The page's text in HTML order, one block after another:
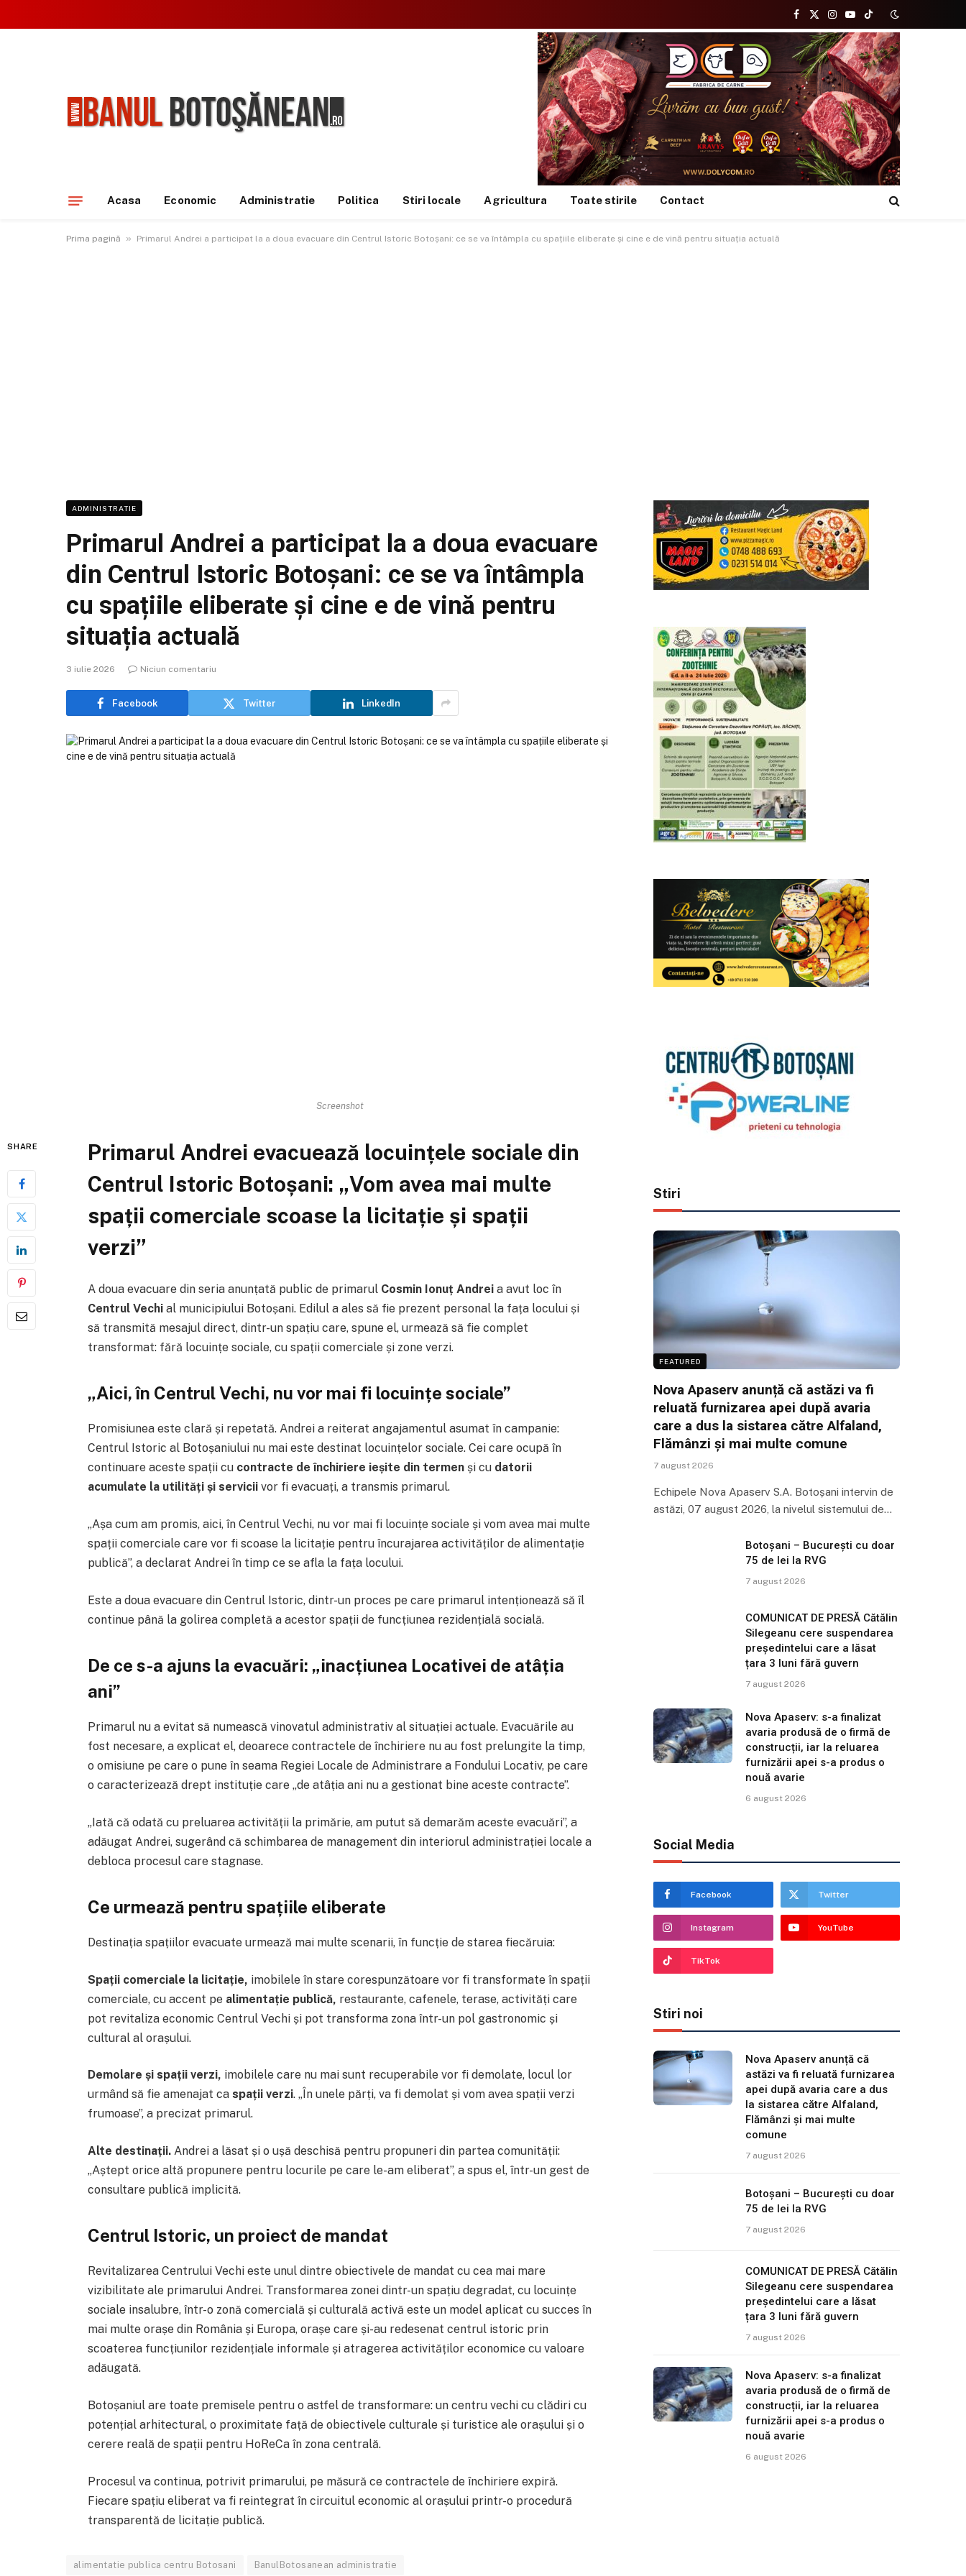
Facebook
X
(Twitter)
Instagram
YouTubeTikTok
Acasa Economic Administratie Politica Stiri locale Agricultura Toate stirile Contact
Prima pagină » Primarul Andrei a participat la a doua evacuare din Centrul Istoric Botoșani: ce se va întâmpla cu spațiile eliberate și cine e de vină pentru situația actuală
ADMINISTRATIE
Primarul Andrei a participat la a doua evacuare
din Centrul Istoric Botoșani: ce se va întâmpla
cu spațiile eliberate și cine e de vină pentru
situația actuală
3 iulie 2026 Niciun comentariu
Facebook Twitter LinkedIn
Screenshot
SHARE
Primarul Andrei evacuează locuințele sociale din
Centrul Istoric Botoșani: „Vom avea mai multe
spații comerciale scoase la licitație și spații
verzi”
A doua evacuare din seria anunțată public de primarul Cosmin Ionuț Andreia avut loc în
Centrul Vechial municipiului Botoșani. Edilul a ales să fie prezent personal la fața locului și
să transmită mesajul direct, dintr-un spațiu care, spune el, urmează să fie complet
transformat: fără locuințe sociale, cu spații comerciale și zone verzi.
„Aici, în Centrul Vechi, nu vor mai fi locuințe sociale”
Promisiunea este clară și repetată. Andrei a reiterat angajamentul asumat în campanie:
Centrul Istoric al Botoșaniului nu mai este destinat locuințelor sociale. Cei care ocupă în
continuare aceste spații cu contracte de închiriere ieșite din termenși cu datorii
acumulate la utilități și serviciivor fi evacuați, a transmis primarul.
„Așa cum am promis, aici, în Centrul Vechi, nu vor mai fi locuințe sociale și vom avea mai multe
spații comerciale care vor fi scoase la licitație pentru încurajarea activităților de alimentație
publică”, a declarat Andrei în timp ce se afla la fața locului.
Este a doua evacuare din Centrul Istoric, dintr-un proces pe care primarul intenționează să îl
continue până la golirea completă a acestor spații de funcțiunea rezidențială socială.
De ce s-a ajuns la evacuări: „inacțiunea Locativei de atâția
ani”
Primarul nu a evitat să numească vinovatul administrativ al situației actuale. Evacuările au
fost necesare, a explicat el, deoarece contractele de închiriere nu au fost prelungite la timp,
o omisiune pe care o pune în seama Regiei Locale de Administrare a Fondului Locativ, pe care
o caracterizează drept instituție care „de atâția ani nu a gestionat bine aceste contracte”.
„Iată că odată cu preluarea activității la primărie, am putut să demarăm aceste evacuări”, a
adăugat Andrei, sugerând că schimbarea de management din interiorul administrației locale a
debloca procesul care stagnase.
Ce urmează pentru spațiile eliberate
Destinația spațiilor evacuate urmează mai multe scenarii, în funcție de starea fiecăruia:
Spații comerciale la licitație, imobilele în stare corespunzătoare vor fi transformate în spații
comerciale, cu accent pe alimentație publică, restaurante, cafenele, terase, activități care
pot revitaliza economic Centrul Vechi și pot transforma zona într-un pol gastronomic și
cultural al orașului.
Demolare și spații verzi, imobilele care nu mai sunt recuperabile vor fi demolate, locul lor
urmând să fie amenajat ca spații verzi. „În unele părți, va fi demolat și vom avea spații verzi
frumoase”, a precizat primarul.
Alte destinații. Andrei a lăsat și o ușă deschisă pentru propuneri din partea comunității:
„Aștept orice altă propunere pentru locurile pe care le-am eliberat”, a spus el, într-un gest de
consultare publică implicită.
Centrul Istoric, un proiect de mandat
Revitalizarea Centrului Vechi este unul dintre obiectivele de mandat cu cea mai mare
vizibilitate ale primarului Andrei. Transformarea zonei dintr-un spațiu degradat, cu locuințe
sociale insalubre, într-o zonă comercială și culturală activă este un model aplicat cu succes în
mai multe orașe din România și Europa, orașe care și-au redesenat centrul istoric prin
scoaterea funcțiunilor rezidențiale informale și atragerea activităților economice cu valoare
adăugată.
Botoșaniul are toate premisele pentru o astfel de transformare: un centru vechi cu clădiri cu
potențial arhitectural, o proximitate față de obiectivele culturale și turistice ale orașului și o
cerere reală de spații pentru HoReCa în zona centrală.
Procesul va continua, potrivit primarului, pe măsură ce contractele de închiriere expiră.
Fiecare spațiu eliberat va fi reintegrat în circuitul economic al orașului printr-o procedură
transparentă de licitație publică.
alimentatie publica centru Botosani BanulBotosanean administratie
Stiri
FEATURED
Nova Apaserv anunță că astăzi va fi
reluată furnizarea apei după avaria
care a dus la sistarea către Alfaland,
Flămânzi și mai multe comune
7 august 2026
Echipele Nova Apaserv S.A. Botoșani intervin de
astăzi, 07 august 2026, la nivelul sistemului de…
Botoșani – București cu doar
75 de lei la RVG
7 august 2026
COMUNICAT DE PRESĂ Cătălin
Silegeanu cere suspendarea
președintelui care a lăsat
țara 3 luni fără guvern
7 august 2026
Nova Apaserv: s-a finalizat
avaria produsă de o firmă de
construcții, iar la reluarea
furnizării apei s-a produs o
nouă avarie
6 august 2026
Social Media
Facebook Twitter
Instagram YouTube
TikTok
Stiri noi
Nova Apaserv anunță că
astăzi va fi reluată furnizarea
apei după avaria care a dus
la sistarea către Alfaland,
Flămânzi și mai multe
comune
7 august 2026
Botoșani – București cu doar
75 de lei la RVG
7 august 2026
COMUNICAT DE PRESĂ Cătălin
Silegeanu cere suspendarea
președintelui care a lăsat
țara 3 luni fără guvern
7 august 2026
Nova Apaserv: s-a finalizat
avaria produsă de o firmă de
construcții, iar la reluarea
furnizării apei s-a produs o
nouă avarie
6 august 2026